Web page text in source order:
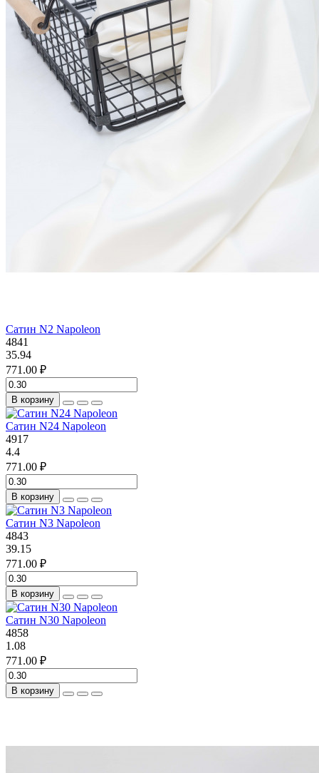
Сатин N2 Napoleon
4841
35.94
771.00 ₽
В корзину
Сатин N24 Napoleon
4917
4.4
771.00 ₽
В корзину
Сатин N3 Napoleon
4843
39.15
771.00 ₽
В корзину
Сатин N30 Napoleon
4858
1.08
771.00 ₽
В корзину